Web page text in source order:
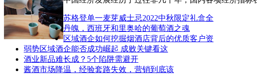
苏格登单一麦芽威士忌2022中秋限定礼盒全
丹魄，西班牙和里奥哈的葡萄酒之魂
区域酒企如何挖掘烟酒店背后的优质客户资
弱势区域酒企能否成功崛起 成败关键看这
酒业新品难长成？5个陷阱需避开
酱酒市场降温，经验套路失效，营销到底该